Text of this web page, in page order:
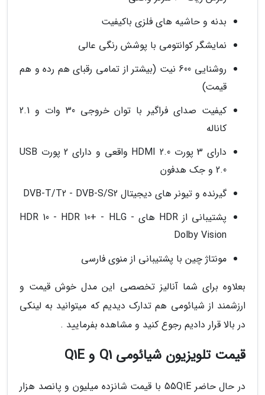
بدنه و حاشیه های فلزی باکیفیت
نمایشگر کوانتومی با پوشش رنگی عالی
روشنایی 600 نیت (بیشتر از تمامی رقبای هم رده و هم
قیمت)
کیفیت صدای فراگیر با توان خروجی 30 وات و 2.1
کاناله
دارای 3 پورت HDMI 2.0 واقعی و دارای 2 پورت USB
2.0 و جک هدفون
گیرنده و تیونر های دیجیتال DVB-T/T2 - DVB-S/S2
پشتیبانی از HDR های HDR 10 - HDR 10+ - HLG -
Dolby Vision
مونتاژ چین با پشتیبانی از منوی فارسی
بعلاوه برای شما آنالیز تخصصی این مدل خوش قیمت و
ارزشمند از شیائومی هم تدارک دیدیم که میتوانید به لینکی
در بالا قرار دادیم رجوع کنید و مشاهده بفرمایید .
قیمت تلویزیون شیائومی Q1 و Q1E
در حال حاضر 55Q1E با قیمت شانزده میلیون و پانصد هزار